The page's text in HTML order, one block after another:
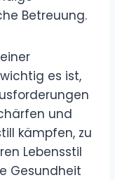
Betreuung.
es ist,
und
kämpfen, zu
Lebensstil
Gesundheit